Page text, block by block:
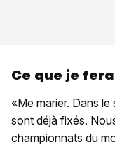
Ce que je
«Me marier. Dans
sont déjà fixés.
championnats du